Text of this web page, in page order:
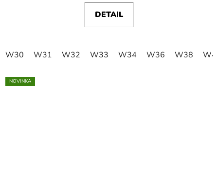
DETAIL
W30 W31 W32 W33 W34 W36 W38
NOVINKA